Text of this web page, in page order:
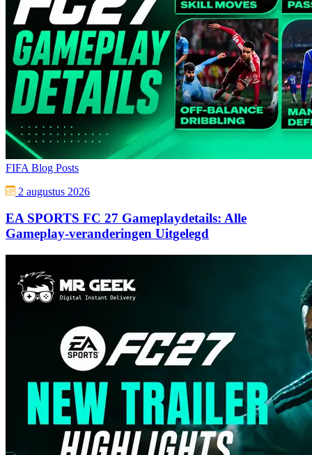
FIFA Blog Posts
2 augustus 2026
EA SPORTS FC 27 Gameplaydetails: Alle
Gameplay-veranderingen Uitgelegd